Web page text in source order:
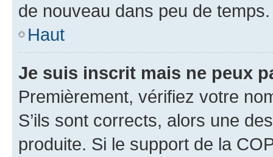
de nouveau dans peu de temps.
Haut
Je suis inscrit mais ne peux
Premièrement, vérifiez votre
S’ils sont corrects, alors une
produite. Si le support de la